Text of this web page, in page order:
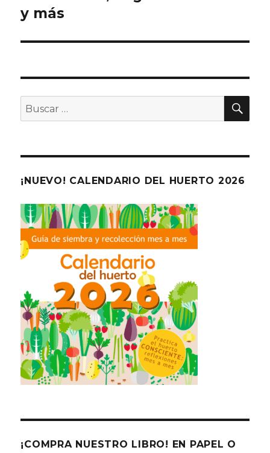
y más
Buscar
por:
¡NUEVO! CALENDARIO DEL HUERTO 2026
¡COMPRA NUESTRO LIBRO! EN PAPEL O